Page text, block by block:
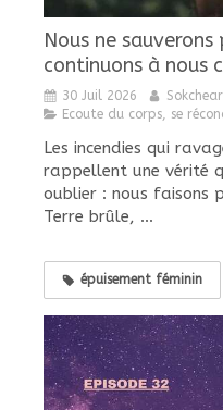
Nous ne
continuons à nous
30 Juil 2026
Ecoute du corps, se
Les incendies qui
rappellent une vérité
oublier : nous faisons
Terre brûle, ...
épuisement féminin